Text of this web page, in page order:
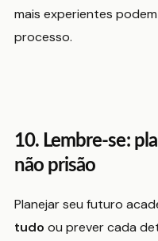
mais experientes
processo.
10. Lembre-se:
não prisão
Planejar seu futuro
tudo ou prever cada